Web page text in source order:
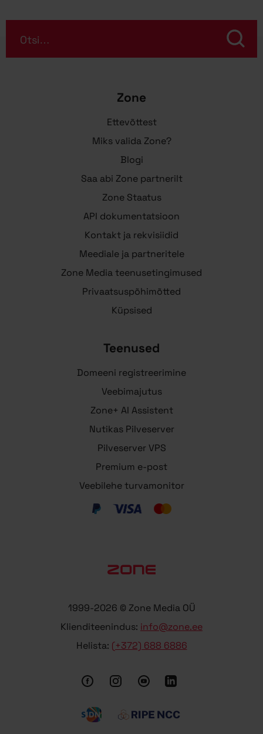
Otsi…
1999-2026 © Zone Media OÜ
Klienditeenindus: info@zone.ee
Helista: (+372) 688 6886
Zone
Ettevõttest
Miks valida Zone?
Blogi
Saa abi Zone partnerilt
Zone Staatus
API dokumentatsioon
Kontakt ja rekvisiidid
Meediale ja partneritele
Zone Media teenusetingimused
Privaatsuspõhimõtted
Küpsised
Teenused
Domeeni registreerimine
Veebimajutus
Zone+ AI Assistent
Nutikas Pilveserver
Pilveserver VPS
Premium e-post
Veebilehe turvamonitor